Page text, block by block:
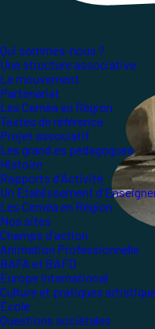
Qui sommes-nous ?
Une structure associative
Le mouvement
Partenariat
Les Ceméa en Région
Textes de référence
Projet associatif
Les grand.es pédagogues
Histoire
Rapports d'Activité
Un Etablissement
Les Ceméa en Région
Nos sites
Champs d'action
Animation Professionnelle
BAFA et BAFD
Europe international
Culture et pratiques
École
Questions sociétales